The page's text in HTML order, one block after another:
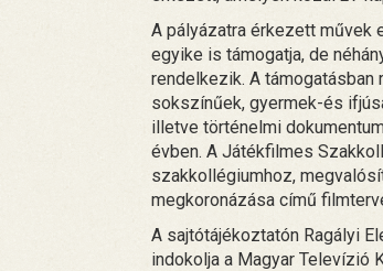
A pályázatra érkezett művek
egyike is támogatja, de
rendelkezik. A
sokszínűek, gyermek-és
illetve történelmi
évben. A Játékfilmes
szakkollégiumhoz,
megkoronázása című
A sajtótájékoztatón Ragályi
indokolja a Magyar Televízió